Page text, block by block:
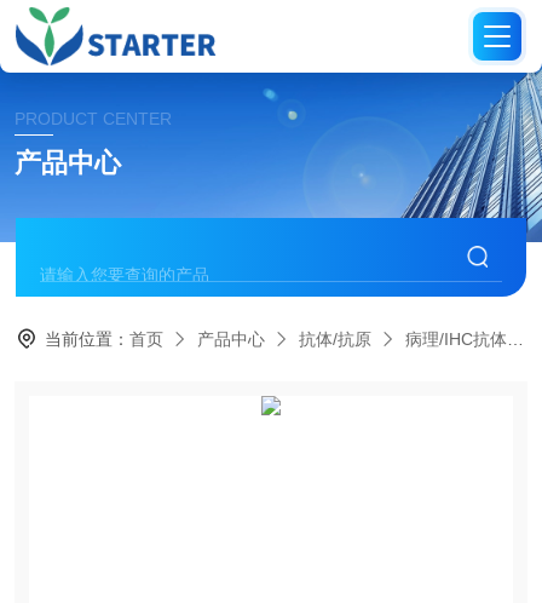
PRODUCT CENTER
产品中心
当前位置：首页 产品中心 抗体/抗原 病理/IHC抗体